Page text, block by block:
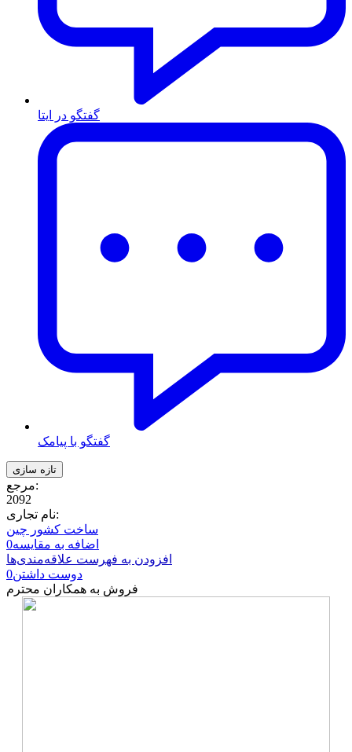
گفتگو در ایتا
گفتگو با پیامک
مرجع:
2092
نام تجاری:
ساخت کشور چین
اضافه به مقایسه0
افزودن به فهرست علاقه‌مندی‌ها
دوست داشتن0
فروش به همکاران محترم